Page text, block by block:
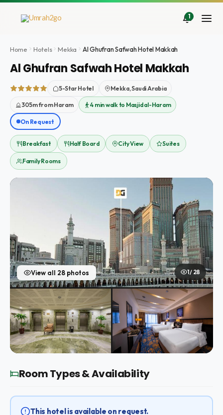
Zum
1
Home Hotels Mekka Al Ghufran Safwah Hotel Makkah
Al Ghufran Safwah Hotel Makkah
5-Star Hotel Mekka, Saudi Arabia
305m from Haram 4 min walk to Masjid al-Haram
On Request
Breakfast Half Board City View Suites
Family Rooms
View all 28 photos 1 / 28
Room Types & Availability
This hotel is available on request.